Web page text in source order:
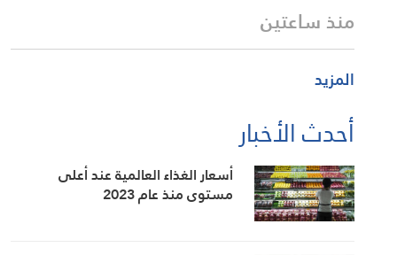
منذ ساعتين
المزيد
أحدث الأخبار
أسعار الغذاء العالمية عند أعلى
مستوى منذ عام 2023